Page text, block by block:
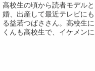
高校生の頃から読者モデル
婚、出産して最近テレビに
る益若つばささん。高校生
くんも高校生で、イケメン